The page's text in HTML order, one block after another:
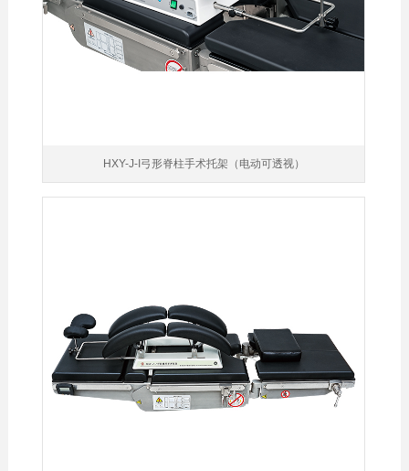
HXY-J-I弓形脊柱手术托架（电动可透视）